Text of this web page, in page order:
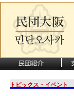
トピックス・イベント